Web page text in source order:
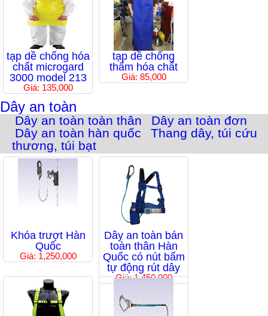
tạp dề chống hóa
chất microgard
3000 model 213
Giá: 135,000
tạp dề chống
thấm hóa chất
Giá: 85,000
Dây an toàn
Dây an toàn toàn thân
Dây an toàn đơn
Dây an toàn hàn quốc
Thang dây, túi cứu
thương, túi bạt
Khóa trượt Hàn
Quốc
Giá: 1,250,000
Dây an toàn bán
toàn thân Hàn
Quốc có nút bấm
tự động rút dây
Giá: 1,450,000